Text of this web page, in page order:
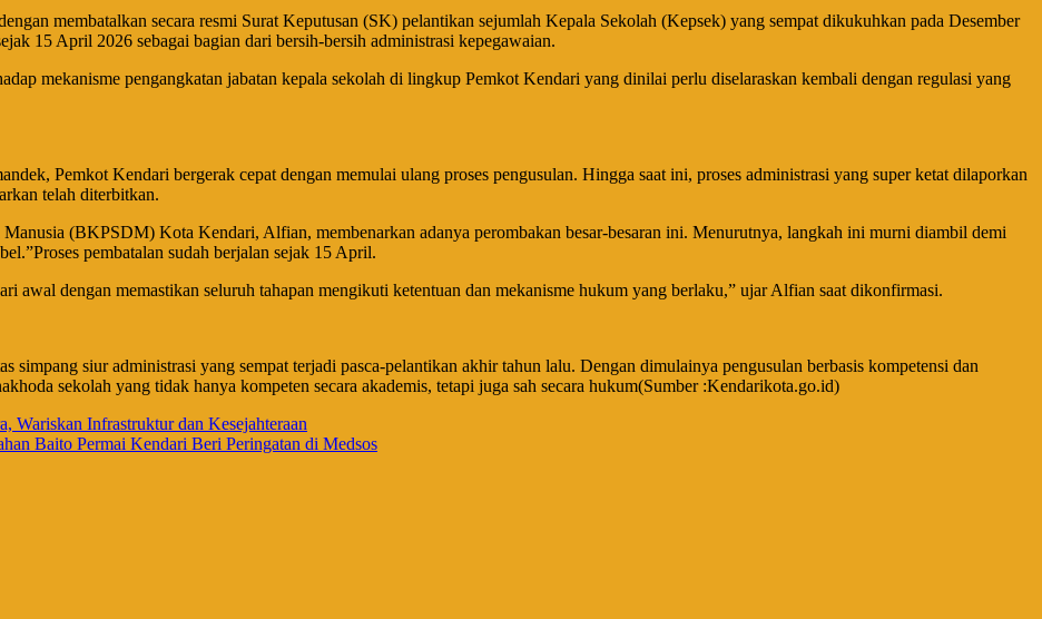
membatalkan secara resmi Surat Keputusan (SK) pelantikan sejumlah Kepala Sekolah (Kepsek) yang sempat dikukuhkan pada Desember
15 April 2026 sebagai bagian dari bersih-bersih administrasi kepegawaian.​
mekanisme pengangkatan jabatan kepala sekolah di lingkup Pemkot Kendari yang dinilai perlu diselaraskan kembali dengan regulasi yang
Pemkot Kendari bergerak cepat dengan memulai ulang proses pengusulan. Hingga saat ini, proses administrasi yang super ketat dilaporkan
telah diterbitkan.​
(BKPSDM) Kota Kendari, Alfian, membenarkan adanya perombakan besar-besaran ini. Menurutnya, langkah ini murni diambil demi
pembatalan sudah berjalan sejak 15 April.
awal dengan memastikan seluruh tahapan mengikuti ketentuan dan mekanisme hukum yang berlaku,” ujar Alfian saat dikonfirmasi.
simpang siur administrasi yang sempat terjadi pasca-pelantikan akhir tahun lalu. Dengan dimulainya pengusulan berbasis kompetensi dan
sekolah yang tidak hanya kompeten secara akademis, tetapi juga sah secara hukum(Sumber :Kendarikota.go.id)
Infrastruktur dan Kesejahteraan
Baito Permai Kendari Beri Peringatan di Medsos